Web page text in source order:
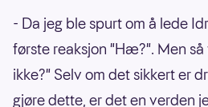
- Da jeg ble spurt om å lede
første reaksjon "Hæ?". Men
ikke?" Selv om det sikkert er
gjøre dette, er det en verden